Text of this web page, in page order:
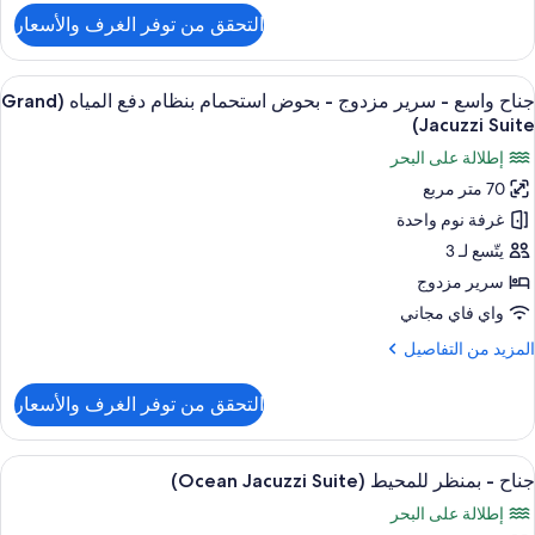
Suite)
Super
Deluxe
التحقق من توفر الغرف والأسعار
استعراض
جميع
جناح
واسع
-
سرير
مزدوج
-
بحوض
استحمام
المياه
(Grand
Jacuzzi
Suite)
أغطية فراش متميزة وميني بار وخزنة
7
جناح واسع - سرير مزدوج - بحوض استحمام بنظام دفع المياه (Grand
Jacuzzi Suite)
إطلالة على البحر
70 متر مربع
غرفة نوم واحدة
يتّسع لـ 3
سرير مزدوج
واي فاي مجاني
المزيد من التفاصيل
المزيد
جناح
واسع
-
سرير
مزدوج
التحقق من توفر الغرف والأسعار
استعراض
جميع
صور
أغطية فراش متميزة وميني بار وخزنة
6
جناح - بمنظر للمحيط (Ocean Jacuzzi Suite)
إطلالة على البحر